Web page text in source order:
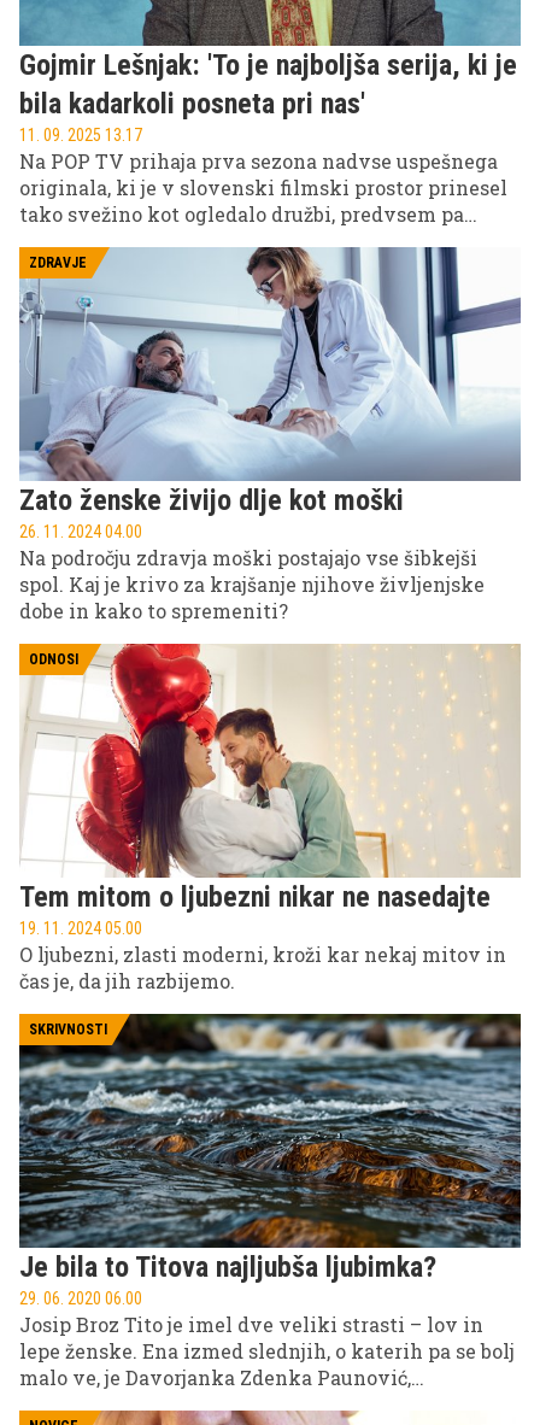
Gojmir Lešnjak: 'To je najboljša serija, ki je
bila kadarkoli posneta pri nas'
11. 09. 2025 13.17
Na POP TV prihaja prva sezona nadvse uspešnega
originala, ki je v slovenski filmski prostor prinesel
tako svežino kot ogledalo družbi, predvsem pa
hodnikih in v glavah dijakov. Prihaja Gospod
profesor!
ZDRAVJE
Zato ženske živijo dlje kot moški
26. 11. 2024 04.00
Na področju zdravja moški postajajo vse šibkejši
spol. Kaj je krivo za krajšanje njihove življenjske
dobe in kako to spremeniti?
ODNOSI
Tem mitom o ljubezni nikar ne nasedajte
19. 11. 2024 05.00
O ljubezni, zlasti moderni, kroži kar nekaj mitov in
čas je, da jih razbijemo.
SKRIVNOSTI
Je bila to Titova najljubša ljubimka?
29. 06. 2020 06.00
Josip Broz Tito je imel dve veliki strasti – lov in
lepe ženske. Ena izmed slednjih, o katerih pa se bolj
malo ve, je Davorjanka Zdenka Paunović,
diplomantka francoščine, ki je bila skoraj 30 let